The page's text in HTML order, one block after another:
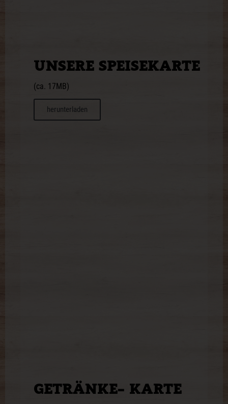
UNSERE SPEISEKARTE
(ca. 17MB)
herunterladen
GETRÄNKE- KARTE